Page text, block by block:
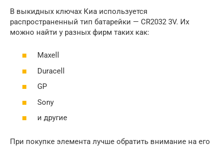
В выкидных ключах Киа используется
распространенный тип батарейки — CR2032 3V. Их
можно найти у разных фирм таких как:
Maxell
Duracell
GP
Sony
и другие
При покупке элемента лучше обратить внимание на его